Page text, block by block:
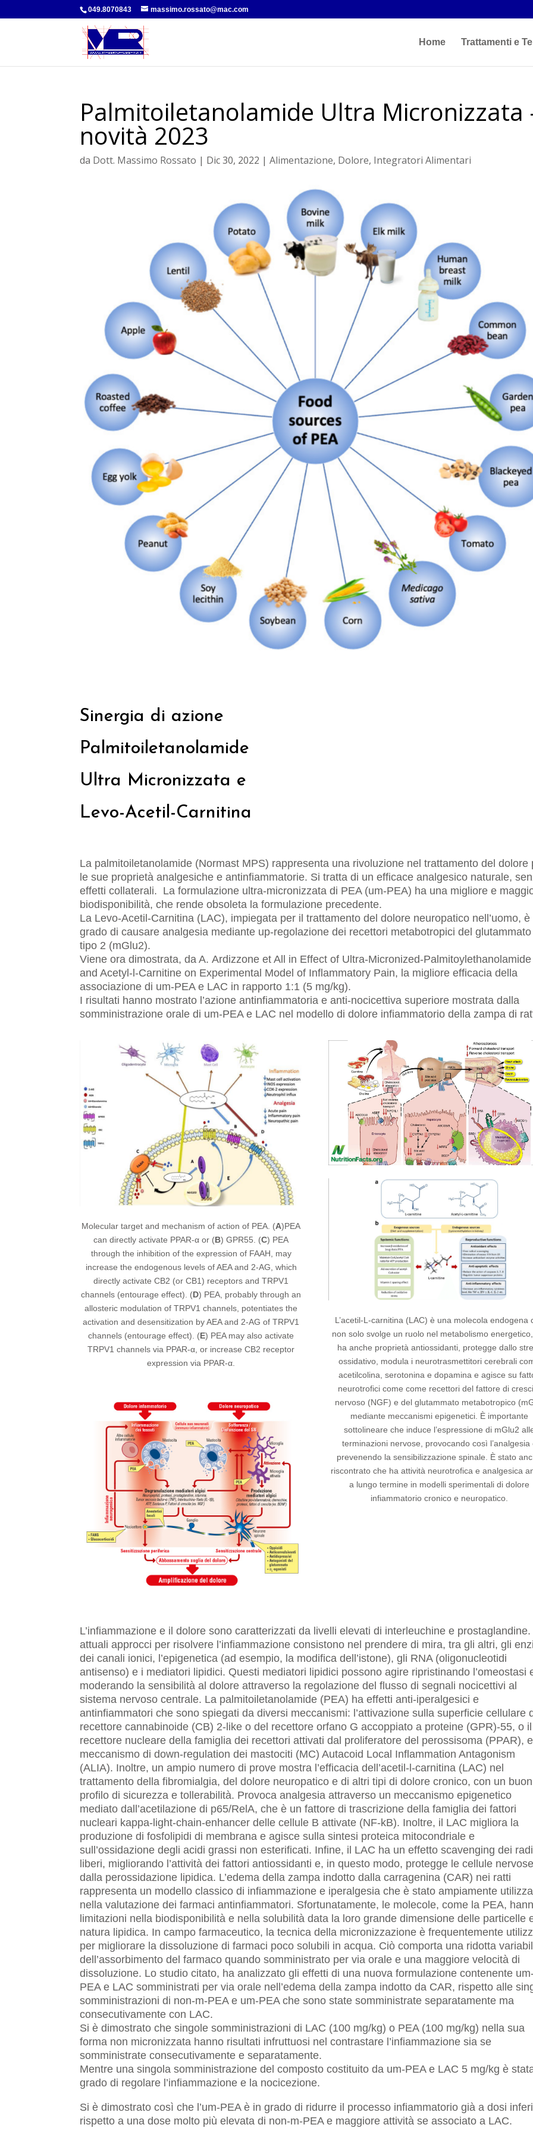
049.8070843 massimo.rossato@mac.com
Home Trattamenti e
Palmitoiletanolamide Ultra Micronizzata
novità 2023
da Dott. Massimo Rossato | Dic 30, 2022 |Alimentazione, Dolore, Integratori Alimentari
Sinergia di azione
Palmitoiletanolamide
Ultra Micronizzata e
Levo-Acetil-Carnitina
La palmitoiletanolamide (Normast MPS) rappresenta una rivoluzione nel trattamento del dolore
le sue proprietà analgesiche e antinfiammatorie. Si tratta di un efficace analgesico naturale,
effetti collaterali. La formulazione ultra-micronizzata di PEA (um-PEA) ha una migliore e
biodisponibilità, che rende obsoleta la formulazione precedente.
La Levo-Acetil-Carnitina (LAC), impiegata per il trattamento del dolore neuropatico nell’uomo, è
grado di causare analgesia mediante up-regolazione dei recettori metabotropici del
tipo 2 (mGlu2).
Viene ora dimostrata, da A. Ardizzone et All in Effect of Ultra-Micronized-Palmitoylethanolamide
and Acetyl-l-Carnitine on Experimental Model of Inflammatory Pain, la migliore efficacia della
associazione di um-PEA e LAC in rapporto 1:1 (5 mg/kg).
I risultati hanno mostrato l’azione antinfiammatoria e anti-nocicettiva superiore mostrata dalla
somministrazione orale di um-PEA e LAC nel modello di dolore infiammatorio della zampa di
Molecular target and mechanism of action of PEA. (A)PEA
can directly activate PPAR-α or (B) GPR55. (C) PEA
through the inhibition of the expression of FAAH, may
increase the endogenous levels of AEA and 2-AG, which
directly activate CB2 (or CB1) receptors and TRPV1
channels (entourage effect). (D) PEA, probably through an
allosteric modulation of TRPV1 channels, potentiates the
activation and desensitization by AEA and 2-AG of TRPV1
channels (entourage effect). (E) PEA may also activate
TRPV1 channels via PPAR-α, or increase CB2 receptor
expression via PPAR-α.
L’acetil-L-carnitina (LAC) è una molecola endogena
non solo svolge un ruolo nel metabolismo
ha anche proprietà antiossidanti, protegge dallo
ossidativo, modula i neurotrasmettitori cerebrali
acetilcolina, serotonina e dopamina e agisce su
neurotrofici come come recettori del fattore di
nervoso (NGF) e del glutammato metabotropico
mediante meccanismi epigenetici. È importante
sottolineare che induce l’espressione di mGlu2
terminazioni nervose, provocando così l’analgesia
prevenendo la sensibilizzazione spinale. È stato
riscontrato che ha attività neurotrofica e analgesica
a lungo termine in modelli sperimentali di dolore
infiammatorio cronico e neuropatico.
L’infiammazione e il dolore sono caratterizzati da livelli elevati di interleuchine e
attuali approcci per risolvere l’infiammazione consistono nel prendere di mira, tra gli altri, gli
dei canali ionici, l’epigenetica (ad esempio, la modifica dell’istone), gli RNA (oligonucleotidi
antisenso) e i mediatori lipidici. Questi mediatori lipidici possono agire ripristinando l’omeostasi
moderando la sensibilità al dolore attraverso la regolazione del flusso di segnali nocicettivi al
sistema nervoso centrale. La palmitoiletanolamide (PEA) ha effetti anti-iperalgesici e
antinfiammatori che sono spiegati da diversi meccanismi: l’attivazione sulla superficie cellulare
recettore cannabinoide (CB) 2-like o del recettore orfano G accoppiato a proteine (GPR)-55, o il
recettore nucleare della famiglia dei recettori attivati dal proliferatore del perossisoma (PPAR),
meccanismo di down-regulation dei mastociti (MC) Autacoid Local Inflammation Antagonism
(ALIA). Inoltre, un ampio numero di prove mostra l’efficacia dell’acetil-l-carnitina (LAC) nel
trattamento della fibromialgia, del dolore neuropatico e di altri tipi di dolore cronico, con un buon
profilo di sicurezza e tollerabilità. Provoca analgesia attraverso un meccanismo epigenetico
mediato dall’acetilazione di p65/RelA, che è un fattore di trascrizione della famiglia dei fattori
nucleari kappa-light-chain-enhancer delle cellule B attivate (NF-kB). Inoltre, il LAC migliora la
produzione di fosfolipidi di membrana e agisce sulla sintesi proteica mitocondriale e
sull’ossidazione degli acidi grassi non esterificati. Infine, il LAC ha un effetto scavenging dei
liberi, migliorando l’attività dei fattori antiossidanti e, in questo modo, protegge le cellule
dalla perossidazione lipidica. L’edema della zampa indotto dalla carragenina (CAR) nei ratti
rappresenta un modello classico di infiammazione e iperalgesia che è stato ampiamente
nella valutazione dei farmaci antinfiammatori. Sfortunatamente, le molecole, come la PEA,
limitazioni nella biodisponibilità e nella solubilità data la loro grande dimensione delle particelle
natura lipidica. In campo farmaceutico, la tecnica della micronizzazione è frequentemente
per migliorare la dissoluzione di farmaci poco solubili in acqua. Ciò comporta una ridotta
dell’assorbimento del farmaco quando somministrato per via orale e una maggiore velocità di
dissoluzione. Lo studio citato, ha analizzato gli effetti di una nuova formulazione contenente
PEA e LAC somministrati per via orale nell’edema della zampa indotto da CAR, rispetto alle
somministrazioni di non-m-PEA e um-PEA che sono state somministrate separatamente ma
consecutivamente con LAC.
Si è dimostrato che singole somministrazioni di LAC (100 mg/kg) o PEA (100 mg/kg) nella sua
forma non micronizzata hanno risultati infruttuosi nel contrastare l’infiammazione sia se
somministrate consecutivamente e separatamente.
Mentre una singola somministrazione del composto costituito da um-PEA e LAC 5 mg/kg è
grado di regolare l’infiammazione e la nocicezione.
Si è dimostrato così che l’um-PEA è in grado di ridurre il processo infiammatorio già a dosi
rispetto a una dose molto più elevata di non-m-PEA e maggiore attività se associato a LAC.